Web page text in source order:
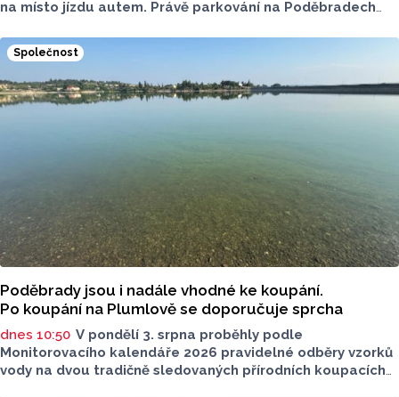
na místo jízdu autem. Právě parkování na Poděbradech
Na konci června vznikla na Facebooku stránka s názvem
Poděbrady bez závor a nelegálního parkovného, která
upozorňuje na nevyhovujcí situaci s parkováním
u oblíbeného olomouckého letoviska. Za iniciativou stojí
zastupitel města Olomouce, na jeho přání nebudeme
Společnost
Poděbrady jsou i nadále vhodné ke koupání.
Po koupání na Plumlově se doporučuje sprcha
dnes 10:50 V pondělí 3. srpna proběhly podle
Monitorovacího kalendáře 2026 pravidelné odběry vzorků
vody na dvou tradičně sledovaných přírodních koupacích